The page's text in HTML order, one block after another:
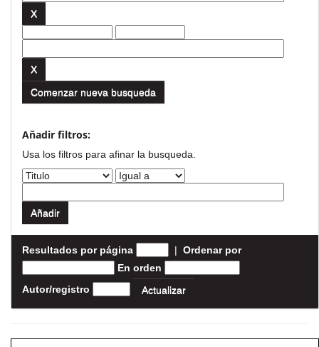
Comenzar nueva busqueda
Añadir filtros:
Usa los filtros para afinar la busqueda.
Resultados por página | Ordenar por
En orden
Autor/registro